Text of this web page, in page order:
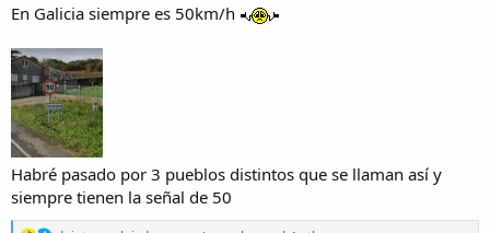
En Galicia siempre es 50km/h
Habré pasado por 3 pueblos distintos que se llaman así y
siempre tienen la señal de 50